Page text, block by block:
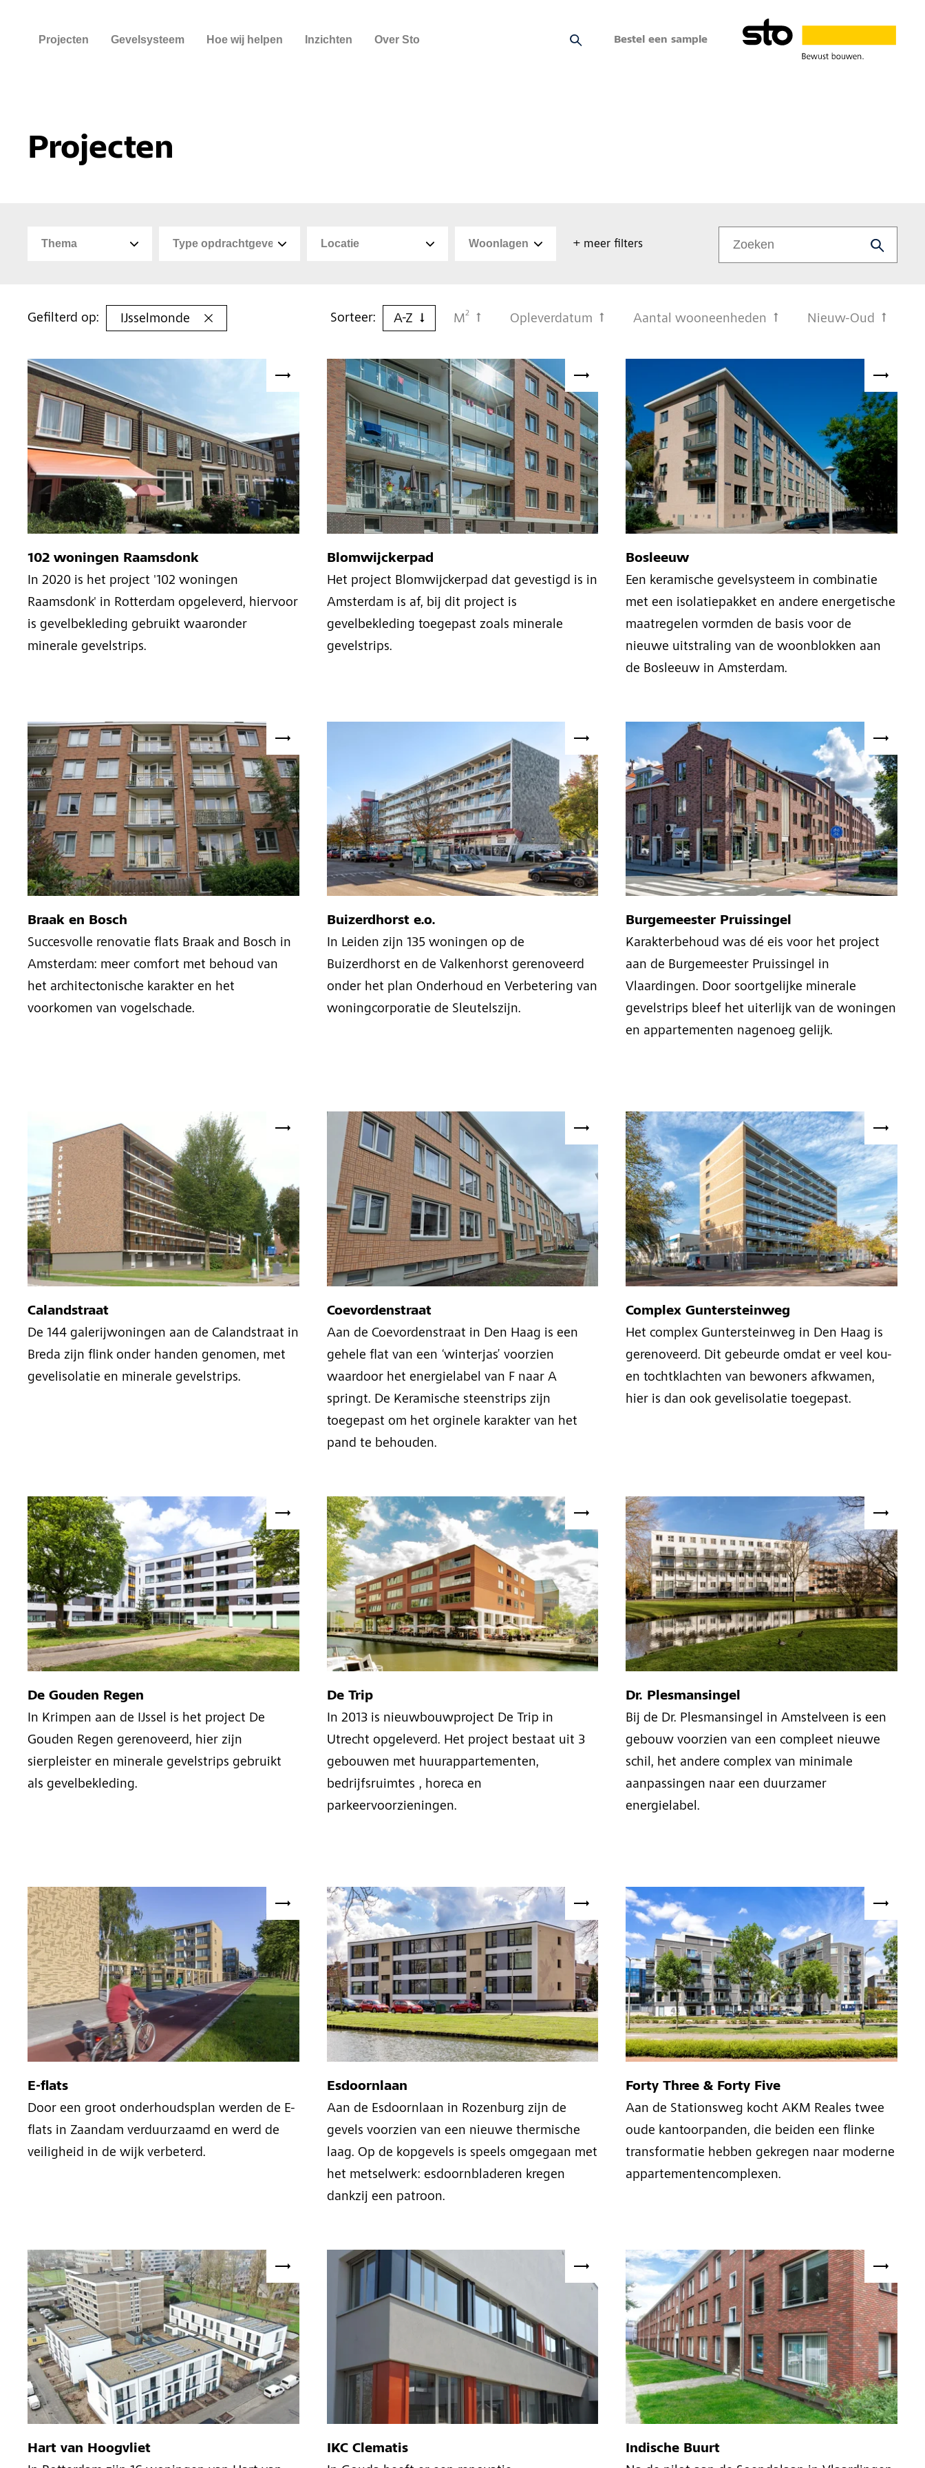
Projecten Gevelsysteem Hoe wij helpen Inzichten Over Sto Bestel een sample
Projecten
+ meer filters
Gefilterd op: IJsselmonde Sorteer: A-Z M2 Opleverdatum Aantal wooneenheden Nieuw-Oud
102 woningen Raamsdonk
In 2020 is het project '102 woningen
Raamsdonk' in Rotterdam opgeleverd, hiervoor
is gevelbekleding gebruikt waaronder
minerale gevelstrips.
Blomwijckerpad
Het project Blomwijckerpad dat gevestigd is in
Amsterdam is af, bij dit project is
gevelbekleding toegepast zoals minerale
gevelstrips.
Bosleeuw
Een keramische gevelsysteem in combinatie
met een isolatiepakket en andere energetische
maatregelen vormden de basis voor de
nieuwe uitstraling van de woonblokken aan
de Bosleeuw in Amsterdam.
Braak en Bosch
Succesvolle renovatie flats Braak and Bosch in
Amsterdam: meer comfort met behoud van
het architectonische karakter en het
voorkomen van vogelschade.
Buizerdhorst e.o.
In Leiden zijn 135 woningen op de
Buizerdhorst en de Valkenhorst gerenoveerd
onder het plan Onderhoud en Verbetering van
woningcorporatie de Sleutelszijn.
Burgemeester Pruissingel
Karakterbehoud was dé eis voor het project
aan de Burgemeester Pruissingel in
Vlaardingen. Door soortgelijke minerale
gevelstrips bleef het uiterlijk van de woningen
en appartementen nagenoeg gelijk.
Calandstraat
De 144 galerijwoningen aan de Calandstraat in
Breda zijn flink onder handen genomen, met
gevelisolatie en minerale gevelstrips.
Coevordenstraat
Aan de Coevordenstraat in Den Haag is een
gehele flat van een ‘winterjas’ voorzien
waardoor het energielabel van F naar A
springt. De Keramische steenstrips zijn
toegepast om het orginele karakter van het
pand te behouden.
Complex Guntersteinweg
Het complex Guntersteinweg in Den Haag is
gerenoveerd. Dit gebeurde omdat er veel kou-
en tochtklachten van bewoners afkwamen,
hier is dan ook gevelisolatie toegepast.
De Gouden Regen
In Krimpen aan de IJssel is het project De
Gouden Regen gerenoveerd, hier zijn
sierpleister en minerale gevelstrips gebruikt
als gevelbekleding.
De Trip
In 2013 is nieuwbouwproject De Trip in
Utrecht opgeleverd. Het project bestaat uit 3
gebouwen met huurappartementen,
bedrijfsruimtes , horeca en
parkeervoorzieningen.
Dr. Plesmansingel
Bij de Dr. Plesmansingel in Amstelveen is een
gebouw voorzien van een compleet nieuwe
schil, het andere complex van minimale
aanpassingen naar een duurzamer
energielabel.
E-flats
Door een groot onderhoudsplan werden de E-
flats in Zaandam verduurzaamd en werd de
veiligheid in de wijk verbeterd.
Esdoornlaan
Aan de Esdoornlaan in Rozenburg zijn de
gevels voorzien van een nieuwe thermische
laag. Op de kopgevels is speels omgegaan met
het metselwerk: esdoornbladeren kregen
dankzij een patroon.
Forty Three & Forty Five
Aan de Stationsweg kocht AKM Reales twee
oude kantoorpanden, die beiden een flinke
transformatie hebben gekregen naar moderne
appartementencomplexen.
Hart van Hoogvliet
IKC Clematis
Indische Buurt